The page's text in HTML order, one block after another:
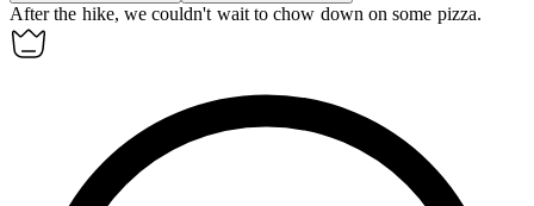
After the hike, we couldn't wait tochow down on some pizza.